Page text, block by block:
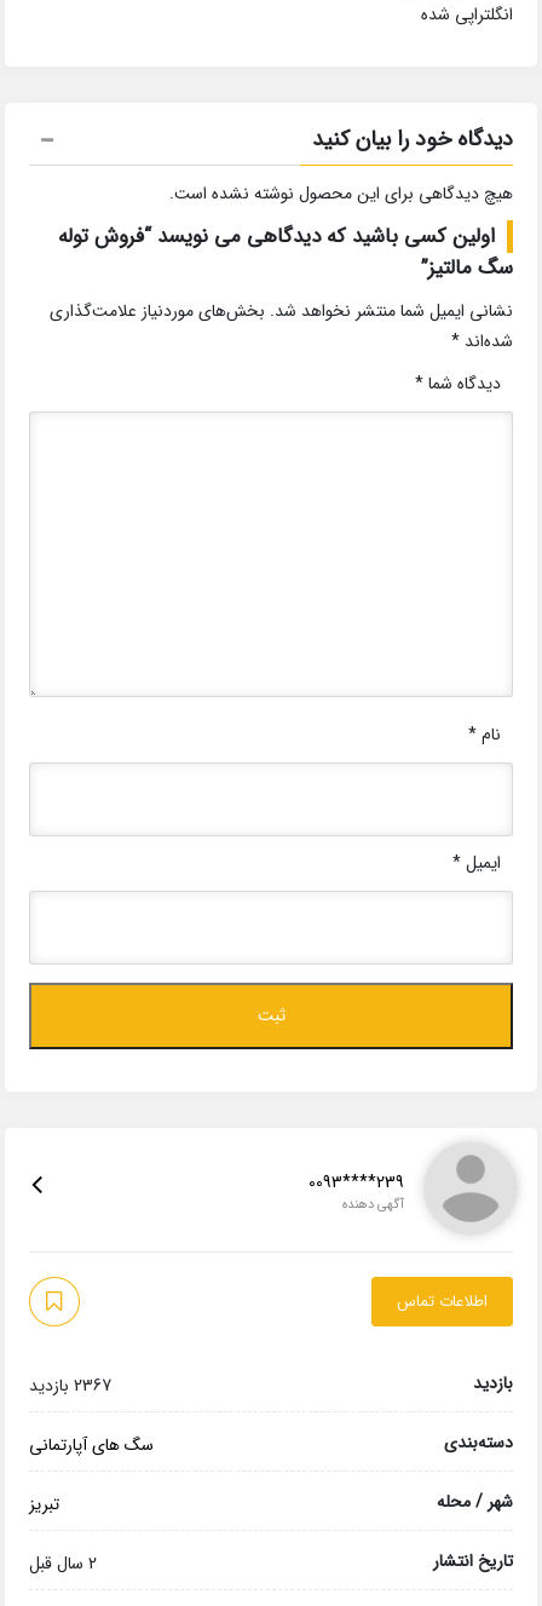
انگلتراپی شده
دیدگاه خود را بیان کنید
هیچ دیدگاهی برای این محصول نوشته نشده است.
اولین کسی باشید که دیدگاهی می نویسد “فروش توله
سگ مالتیز”
نشانی ایمیل شما منتشر نخواهد شد. بخش‌های موردنیاز علامت‌گذاری
شده‌اند*
دیدگاه شما*
نام*
ایمیل*
0093****239
آگهی دهنده
اطلاعات تماس
بازدید 2367 بازدید
دسته‌بندی سگ های آپارتمانی
شهر / محله تبریز
تاریخ انتشار 2 سال قبل